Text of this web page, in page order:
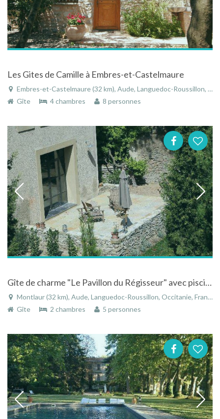
Les Gites de Camille à Embres-et-Castelmaure
Embres-et-Castelmaure (32 km), Aude, Languedoc-Roussillon, Occitanie, France
Gîte
4 chambres 8 personnes
Gîte de charme "Le Pavillon du Régisseur" avec piscine au coeur du Pays Cathare à Montlaur
Montlaur (32 km), Aude, Languedoc-Roussillon, Occitanie, France
Gîte
2 chambres 5 personnes